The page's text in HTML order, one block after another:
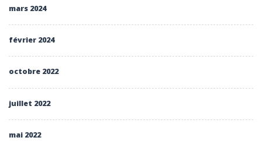
mars 2024
février 2024
octobre 2022
juillet 2022
mai 2022